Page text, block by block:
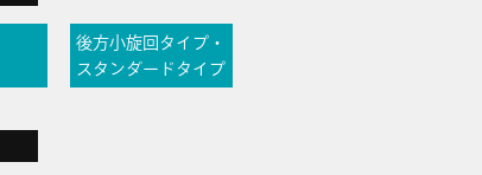
後方小旋回タイプ・
スタンダードタイプ